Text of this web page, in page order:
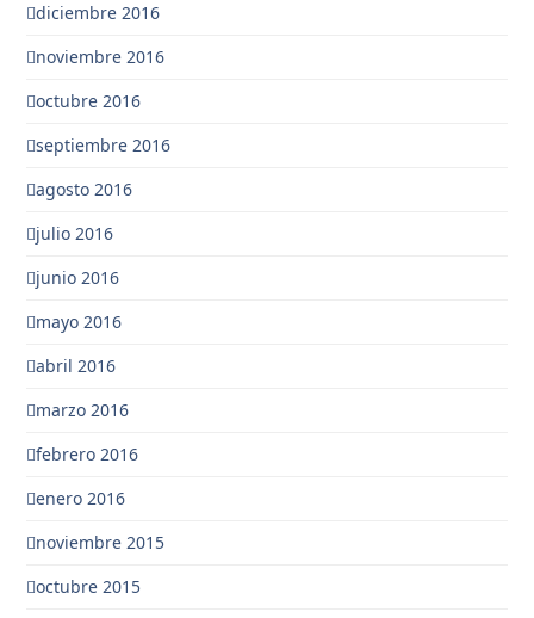
diciembre 2016
noviembre 2016
octubre 2016
septiembre 2016
agosto 2016
julio 2016
junio 2016
mayo 2016
abril 2016
marzo 2016
febrero 2016
enero 2016
noviembre 2015
octubre 2015